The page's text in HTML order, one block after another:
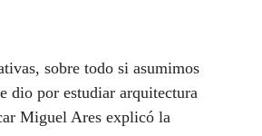
sobre todo si asumimos
dio por estudiar arquitectura
Miguel Ares explicó la